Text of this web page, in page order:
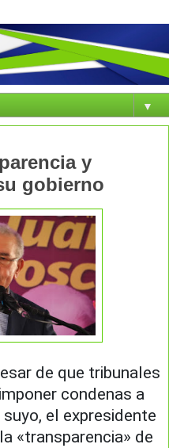
▼
y
gobierno
de que tribunales
condenas a
el expresidente
«transparencia» de